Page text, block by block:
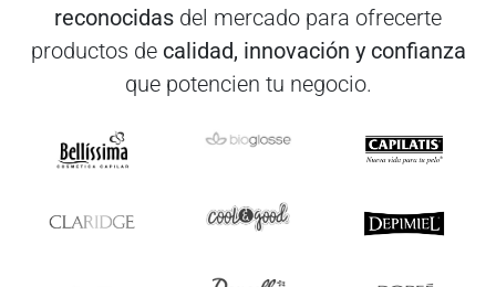
reconocidas del mercado para ofrecerte
productos de calidad, innovación y confianza
que potencien tu negocio.